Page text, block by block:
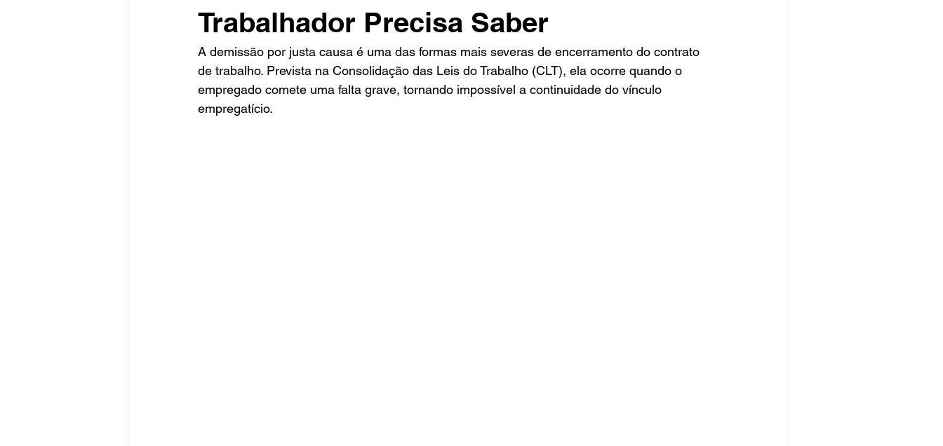
Trabalhador Precisa Saber
A demissão por justa causa é uma das formas mais severas de encerramento do contrato
de trabalho. Prevista na Consolidação das Leis do Trabalho (CLT), ela ocorre quando o
empregado comete uma falta grave, tornando impossível a continuidade do vínculo
empregatício.